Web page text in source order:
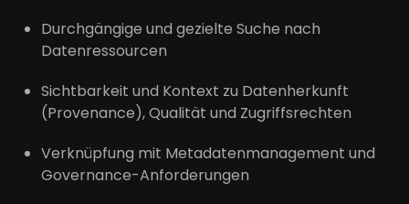
Durchgängige und gezielte Suche nach
Datenressourcen
Sichtbarkeit und Kontext zu Datenherkunft
(Provenance), Qualität und Zugriffsrechten
Verknüpfung mit Metadatenmanagement und
Governance-Anforderungen